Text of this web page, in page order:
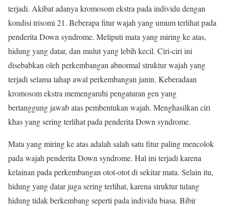
terjadi. Akibat adanya kromosom ekstra pada individu dengan
kondisi trisomi 21. Beberapa fitur wajah yang umum terlihat pada
penderita Down syndrome. Meliputi mata yang miring ke atas,
hidung yang datar, dan mulut yang lebih kecil. Ciri-ciri ini
disebabkan oleh perkembangan abnormal struktur wajah yang
terjadi selama tahap awal perkembangan janin. Keberadaan
kromosom ekstra memengaruhi pengaturan gen yang
bertanggung jawab atas pembentukan wajah. Menghasilkan ciri
khas yang sering terlihat pada penderita Down syndrome.
Mata yang miring ke atas adalah salah satu fitur paling mencolok
pada wajah penderita Down syndrome. Hal ini terjadi karena
kelainan pada perkembangan otot-otot di sekitar mata. Selain itu,
hidung yang datar juga sering terlihat, karena struktur tulang
hidung tidak berkembang seperti pada individu biasa. Bibir